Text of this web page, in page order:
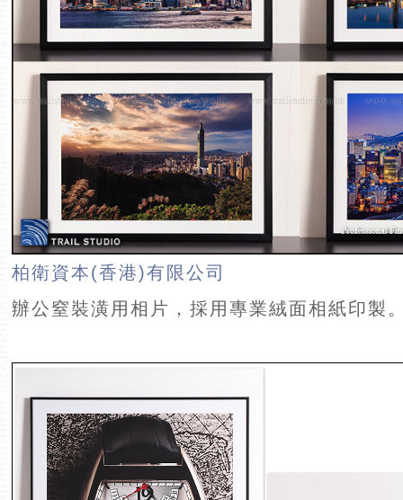
柏衛資本(香港)有限公司
辦公窒裝潢用相片，採用專業絨面相紙印製